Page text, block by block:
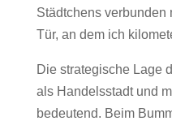
Städtchens verbunden
Tür, an dem ich
Die strategische Lage
als Handelsstadt und
bedeutend. Beim